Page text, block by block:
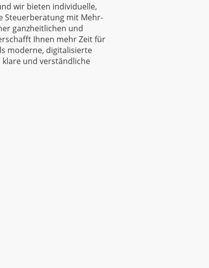
wir bieten individuelle,
Steuerberatung mit Mehr-
ganzheitlichen und
Ihnen mehr Zeit für
moderne, digitalisierte
klare und verständliche